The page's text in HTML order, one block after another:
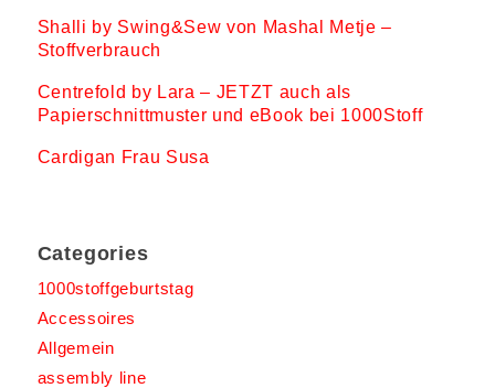
Shalli by Swing&Sew von Mashal Metje –
Stoffverbrauch
Centrefold by Lara – JETZT auch als
Papierschnittmuster und eBook bei 1000Stoff
Cardigan Frau Susa
Categories
1000stoffgeburtstag
Accessoires
Allgemein
assembly line